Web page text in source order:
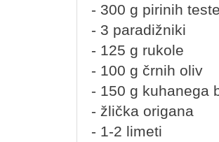
- 300 g pirinih
- 3 paradižniki
- 125 g rukole
- 100 g črnih oliv
- 150 g kuhanega
- žlička origana
- 1-2 limeti